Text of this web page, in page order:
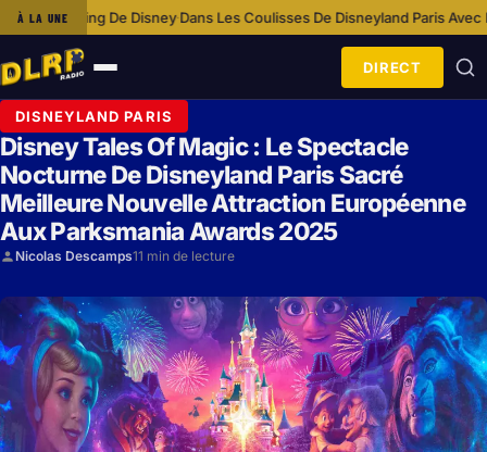
À LA UNE
Disney·Dans Les Coulisses De Disneyland Paris Avec L’équipe
Ouvrir
le
menu
DIRECT
DISNEYLAND PARIS
Disney Tales Of Magic : Le Spectacle
Nocturne De Disneyland Paris Sacré
Meilleure Nouvelle Attraction Européenne
Aux Parksmania Awards 2025
Nicolas Descamps11 min de lecture